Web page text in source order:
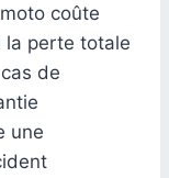
coûte
la perte totale
de
une